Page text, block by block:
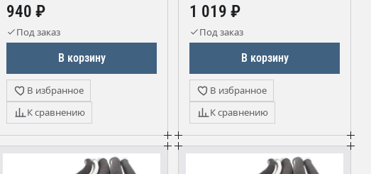
940 ₽
Под заказ
В корзину
В избранное
К сравнению
1 019 ₽
Под заказ
В корзину
В избранное
К сравнению